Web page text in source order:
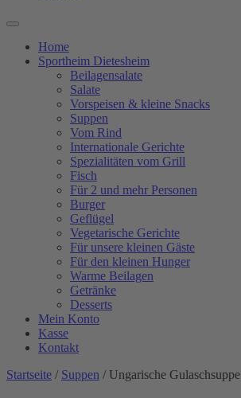
Home
Sportheim Dietesheim
Beilagensalate
Salate
Vorspeisen & kleine Snacks
Suppen
Vom Rind
Internationale Gerichte
Spezialitäten vom Grill
Fisch
Für 2 und mehr Personen
Burger
Geflügel
Vegetarische Gerichte
Für unsere kleinen Gäste
Für den kleinen Hunger
Warme Beilagen
Getränke
Desserts
Mein Konto
Kasse
Kontakt
Startseite / Suppen / Ungarische Gulaschsuppe